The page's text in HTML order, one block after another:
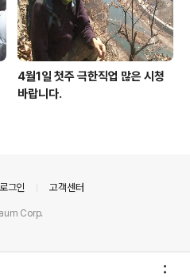
4월1일 첫주 극한직업 많은 시청
바랍니다.
로그인 고객센터
Corp.